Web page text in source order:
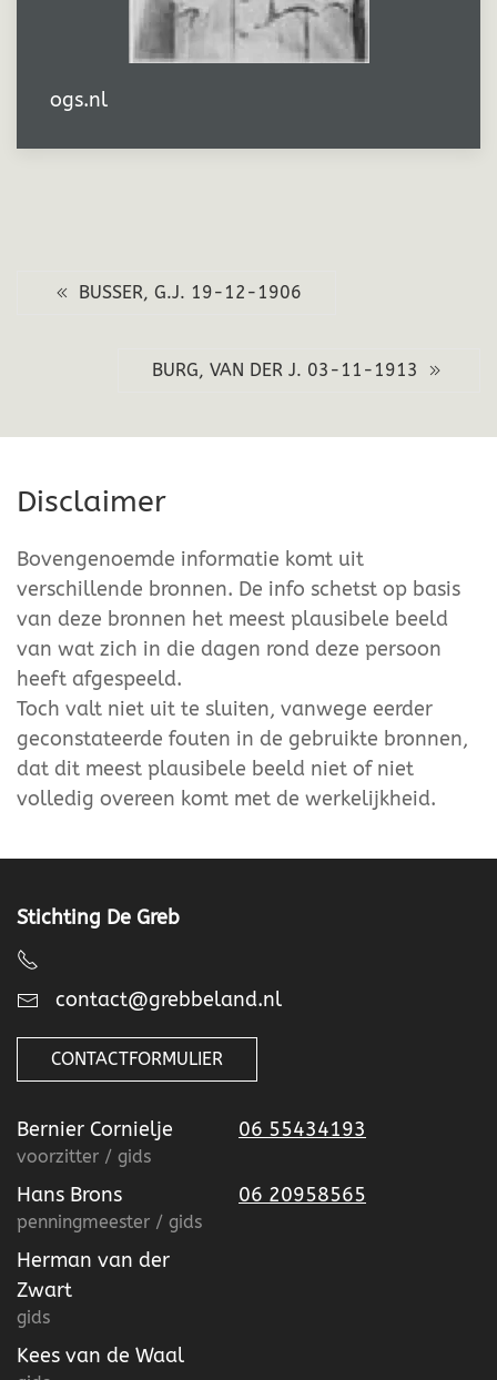
ogs.nl
BUSSER, G.J. 19-12-1906
BURG, VAN DER J. 03-11-1913
Disclaimer
Bovengenoemde informatie komt uit
verschillende bronnen. De info schetst op basis
van deze bronnen het meest plausibele beeld
van wat zich in die dagen rond deze persoon
heeft afgespeeld.
Toch valt niet uit te sluiten, vanwege eerder
geconstateerde fouten in de gebruikte bronnen,
dat dit meest plausibele beeld niet of niet
volledig overeen komt met de werkelijkheid.
Stichting De Greb
contact@grebbeland.nl
CONTACTFORMULIER
Bernier Cornielje
voorzitter / gids
06 55434193
Hans Brons
penningmeester / gids
06 20958565
Herman van der
Zwart
gids
Kees van de Waal